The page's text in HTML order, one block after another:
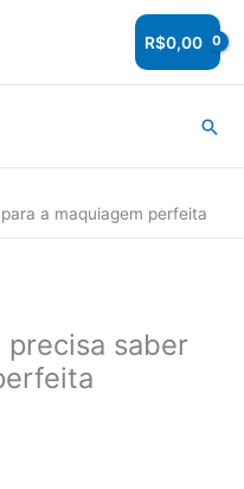
R$0,00
a maquiagem perfeita
saber